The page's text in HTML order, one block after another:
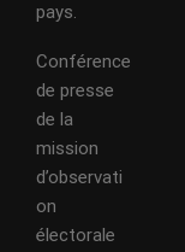
pays.
Conférence
de presse
de la
mission
d’observati
on
électorale